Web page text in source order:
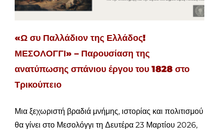
«Ω συ Παλλάδιον της Ελλάδος!
ΜΕΣΟΛΟΓΓΙ» – Παρουσίαση της
ανατύπωσης σπάνιου έργου του 1828 στο
Τρικούπειο
Μια ξεχωριστή βραδιά μνήμης, ιστορίας και πολιτισμού
θα γίνει στο Μεσολόγγι τη Δευτέρα 23 Μαρτίου 2026,